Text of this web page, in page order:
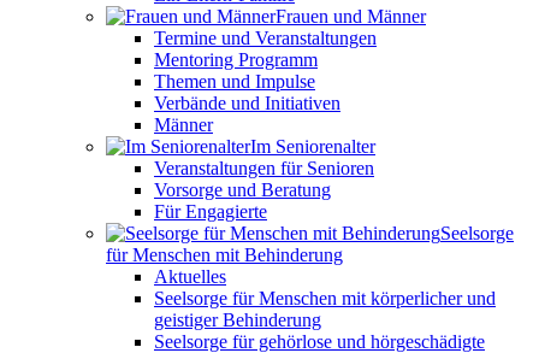
Frauen und Männer
Termine und Veranstaltungen
Mentoring Programm
Themen und Impulse
Verbände und Initiativen
Männer
Im Seniorenalter
Veranstaltungen für Senioren
Vorsorge und Beratung
Für Engagierte
Seelsorge
für Menschen mit Behinderung
Aktuelles
Seelsorge für Menschen mit körperlicher und
geistiger Behinderung
Seelsorge für gehörlose und hörgeschädigte